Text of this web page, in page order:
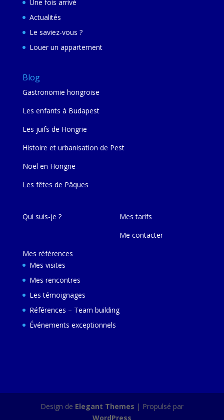
Une fois arrivé
Actualités
Le saviez-vous ?
Louer un appartement
Blog
Gastronomie hongroise
Les enfants à Budapest
Les juifs de Hongrie
Histoire et urbanisation de Pest
Noël en Hongrie
Les fêtes de Pâques
Qui suis-je ?
Mes références
Mes visites
Mes rencontres
Les témoignages
Références – Team building
Événements exceptionnels
Mes tarifs
Me contacter
Design de Elegant Themes | Propulsé par
WordPress